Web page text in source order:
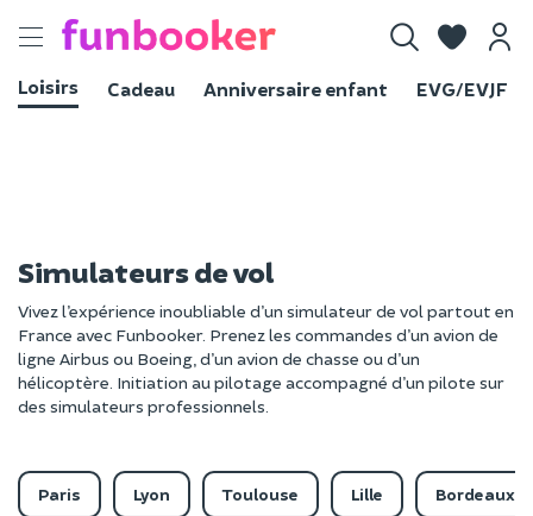
Toggle
Loisirs
Cadeau Anniversaire enfant EVG/EVJF
Simulateurs de vol
Vivez l’expérience inoubliable d’un simulateur de vol partout en
France avec Funbooker. Prenez les commandes d’un avion de
ligne Airbus ou Boeing, d’un avion de chasse ou d’un
hélicoptère. Initiation au pilotage accompagné d’un pilote sur
des simulateurs professionnels.
Paris Lyon Toulouse Lille Bordeaux